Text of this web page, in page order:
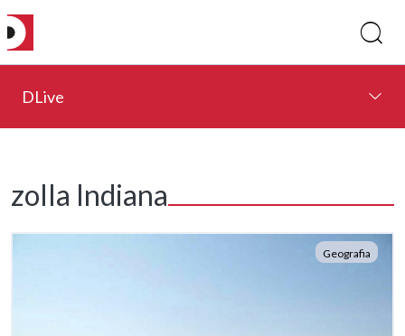
DLive
zolla Indiana
Geografia